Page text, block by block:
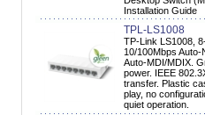
Installation Guide
TPL-LS1008
TP-Link LS1008,
10/100Mbps
Auto-MDI/MDIX.
power. IEEE
transfer. Plastic
play, no
quiet operation.